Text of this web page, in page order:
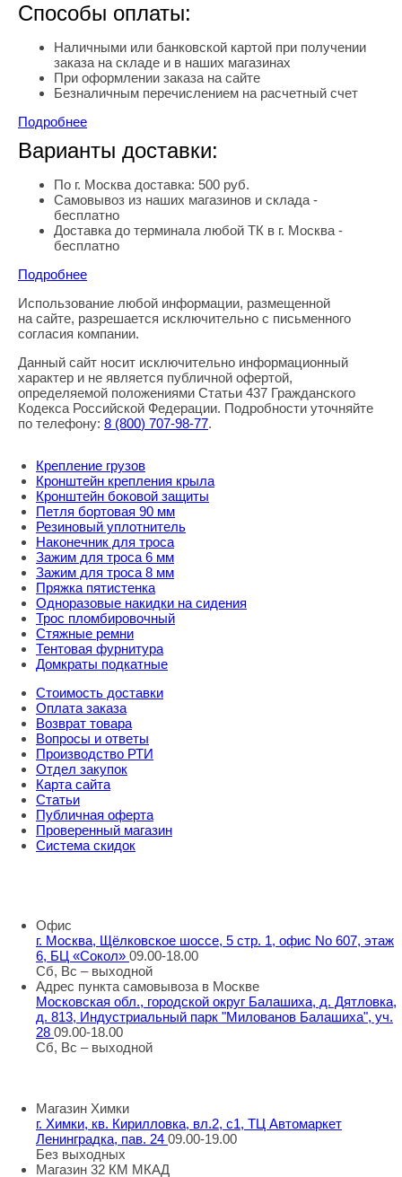
Способы оплаты:
Наличными или банковской картой при получении
заказа на складе и в наших магазинах
При оформлении заказа на сайте
Безналичным перечислением на расчетный счет
Подробнее
Варианты доставки:
По г. Москва доставка: 500 руб.
Самовывоз из наших магазинов и склада -
бесплатно
Доставка до терминала любой ТК в г. Москва -
бесплатно
Подробнее
Правовая информация
Использование любой информации, размещенной
на сайте, разрешается исключительно с письменного
согласия компании.
Данный сайт носит исключительно информационный
характер и не является публичной офертой,
определяемой положениями Статьи 437 Гражданского
Кодекса Российской Федерации. Подробности уточняйте
по телефону: 8 (800) 707-98-77.
Крепление грузов
Кронштейн крепления крыла
Кронштейн боковой защиты
Петля бортовая 90 мм
Резиновый уплотнитель
Наконечник для троса
Зажим для троса 6 мм
Зажим для троса 8 мм
Пряжка пятистенка
Одноразовые накидки на сидения
Трос пломбировочный
Стяжные ремни
Тентовая фурнитура
Домкраты подкатные
Стоимость доставки
Оплата заказа
Возврат товара
Вопросы и ответы
Производство РТИ
Отдел закупок
Карта сайта
Статьи
Публичная оферта
Проверенный магазин
Система скидок
Офис
г. Москва, Щёлковское шоссе, 5 стр. 1, офис No 607, этаж
6, БЦ «Сокол» 09.00-18.00
Сб, Вс – выходной
Адрес пункта самовывоза в Москве
Московская обл., городской округ Балашиха, д. Дятловка,
д. 813, Индустриальный парк "Милованов Балашиха", уч.
28 09.00-18.00
Сб, Вс – выходной
Магазин Химки
г. Химки, кв. Кирилловка, вл.2, с1, ТЦ Автомаркет
Ленинградка, пав. 24 09.00-19.00
Без выходных
Магазин 32 КМ МКАД